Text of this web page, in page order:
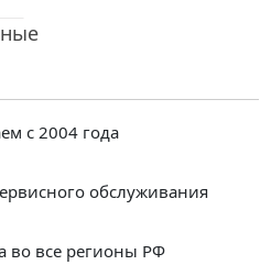
с 2004 года
обслуживания
во все регионы РФ